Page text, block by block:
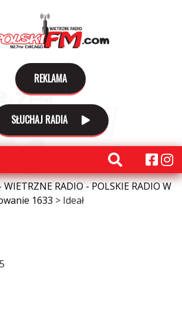
REKLAMA
SŁUCHAJ RADIA
WIETRZNE RADIO - POLSKIE RADIO W
1633 > Ideał